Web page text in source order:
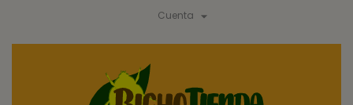
Cuenta 